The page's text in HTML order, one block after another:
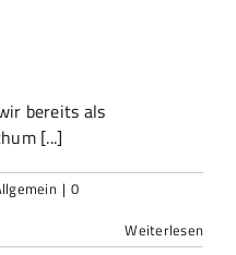
bereits als
[...]
| 0
Weiterlesen